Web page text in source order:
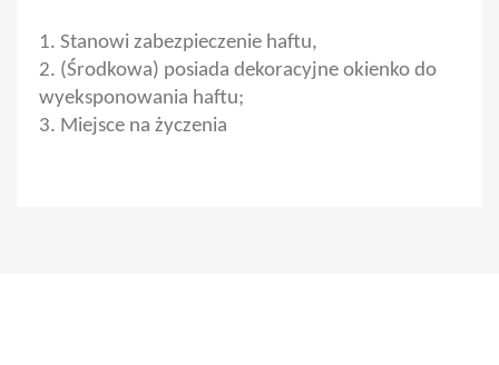
1. Stanowi zabezpieczenie haftu,
2. (Środkowa) posiada dekoracyjne okienko do
wyeksponowania haftu;
3. Miejsce na życzenia